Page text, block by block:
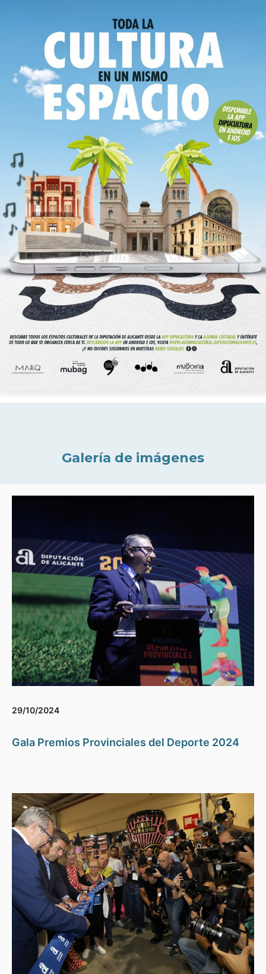
Galería de imágenes
29/10/2024
Gala Premios Provinciales del Deporte 2024